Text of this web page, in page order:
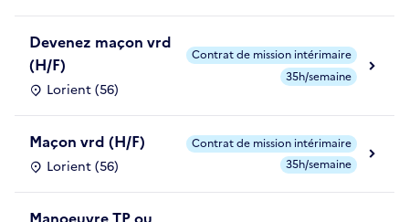
Devenez maçon vrd
(H/F)
Lorient (56)
Contrat de mission intérimaire
35h/semaine
Maçon vrd (H/F)
Lorient (56)
Contrat de mission intérimaire
35h/semaine